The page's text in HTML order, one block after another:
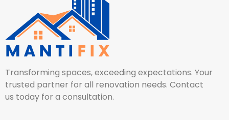
Transforming spaces, exceeding expectations. Your
trusted partner for all renovation needs. Contact
us today for a consultation.